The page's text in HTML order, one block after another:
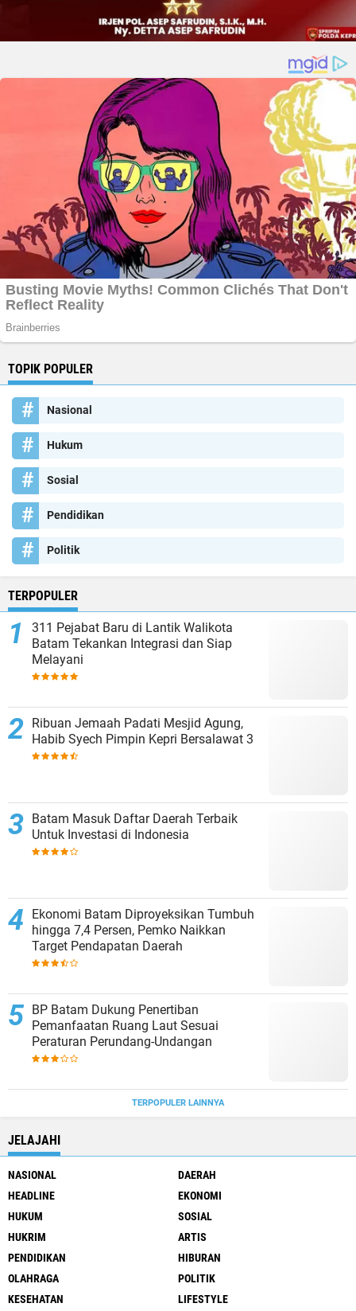
TOPIK POPULER
Nasional
Hukum
Sosial
Pendidikan
Politik
TERPOPULER
311 Pejabat Baru di Lantik Walikota
Batam Tekankan Integrasi dan Siap
Melayani
Ribuan Jemaah Padati Mesjid Agung,
Habib Syech Pimpin Kepri Bersalawat 3
Batam Masuk Daftar Daerah Terbaik
Untuk Investasi di Indonesia
Ekonomi Batam Diproyeksikan Tumbuh
hingga 7,4 Persen, Pemko Naikkan
Target Pendapatan Daerah
BP Batam Dukung Penertiban
Pemanfaatan Ruang Laut Sesuai
Peraturan Perundang-Undangan
TERPOPULER LAINNYA
JELAJAHI
NASIONAL
DAERAH
HEADLINE
EKONOMI
HUKUM
SOSIAL
HUKRIM
ARTIS
PENDIDIKAN
HIBURAN
OLAHRAGA
POLITIK
KESEHATAN
LIFESTYLE